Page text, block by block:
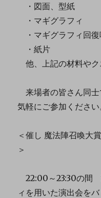
・図面、型紙
・マギグラフィ
・マギグラフィ回復
・紙片
他、上記の材料や
来場者の皆さん同士
気軽にご参加ください
＜催し 魔法陣召喚大
＞
22:00～23:30の間
ィを用いた演出会を